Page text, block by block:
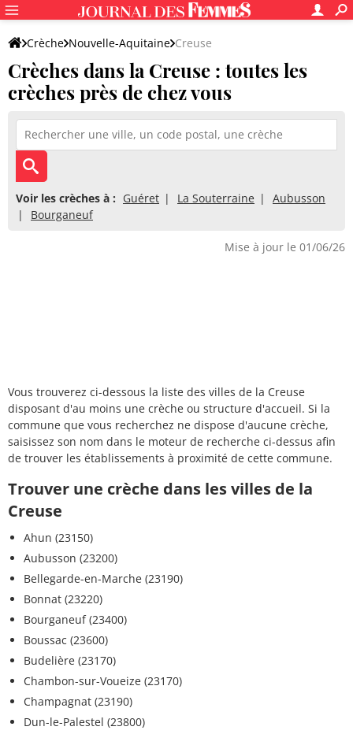
Crèche Nouvelle-Aquitaine Creuse
Crèches dans la Creuse : toutes les
crèches près de chez vous
Voir les crèches à : Guéret La Souterraine
Aubusson
Bourganeuf
Mise à jour le 01/06/26
Vous trouverez ci-dessous la liste des villes de la Creuse
disposant d'au moins une crèche ou structure d'accueil. Si la
commune que vous recherchez ne dispose d'aucune crèche,
saisissez son nom dans le moteur de recherche ci-dessus afin
de trouver les établissements à proximité de cette commune.
Trouver une crèche dans les villes de la
Creuse
Ahun (23150)
Aubusson (23200)
Bellegarde-en-Marche (23190)
Bonnat (23220)
Bourganeuf (23400)
Boussac (23600)
Budelière (23170)
Chambon-sur-Voueize (23170)
Champagnat (23190)
Dun-le-Palestel (23800)